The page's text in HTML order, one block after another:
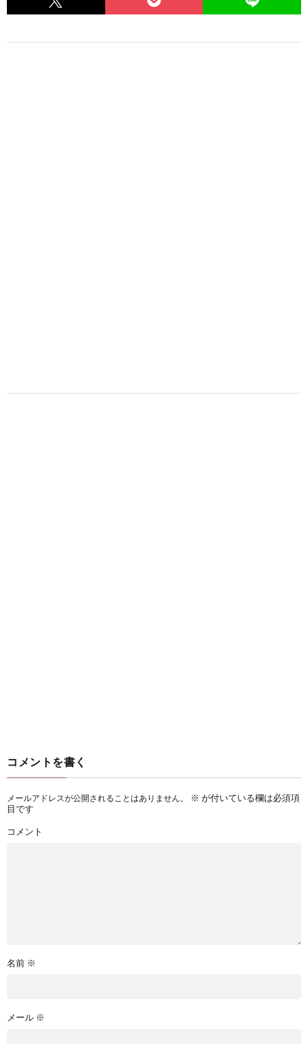
コメントを書く
メールアドレスが公開されることはありません。 ※ が付いている欄は必須項
目です
コメント
名前 ※
メール ※